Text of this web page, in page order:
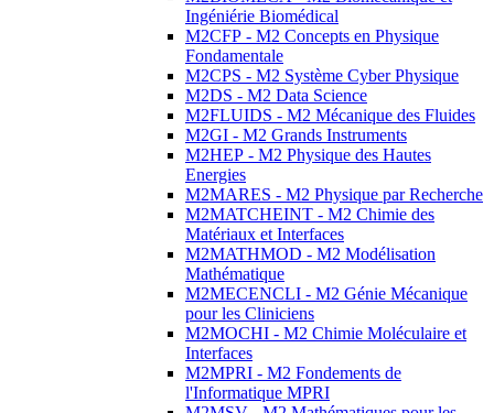
Ingéniérie Biomédical
M2CFP - M2 Concepts en Physique
Fondamentale
M2CPS - M2 Système Cyber Physique
M2DS - M2 Data Science
M2FLUIDS - M2 Mécanique des Fluides
M2GI - M2 Grands Instruments
M2HEP - M2 Physique des Hautes
Energies
M2MARES - M2 Physique par Recherche
M2MATCHEINT - M2 Chimie des
Matériaux et Interfaces
M2MATHMOD - M2 Modélisation
Mathématique
M2MECENCLI - M2 Génie Mécanique
pour les Cliniciens
M2MOCHI - M2 Chimie Moléculaire et
Interfaces
M2MPRI - M2 Fondements de
l'Informatique MPRI